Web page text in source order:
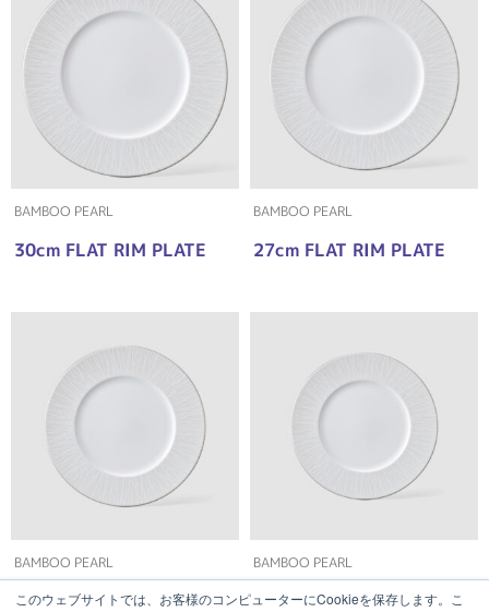
このウェブサイトでは、お客様のコンピューターにCookieを保存します。こ
BAMBOO PEARL
30cm FLAT RIM PLATE
BAMBOO PEARL
27cm FLAT RIM PLATE
BAMBOO PEARL
23cm FLAT RIM PLATE
BAMBOO PEARL
21cm FLAT RIM PLATE